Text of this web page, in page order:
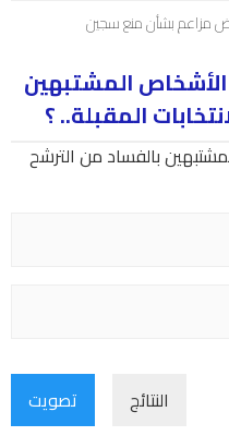
مزاعم بشأن منع سجين
المشتبهين
المقبلة.. ؟
بالفساد من الترشح
النتائج تصويت